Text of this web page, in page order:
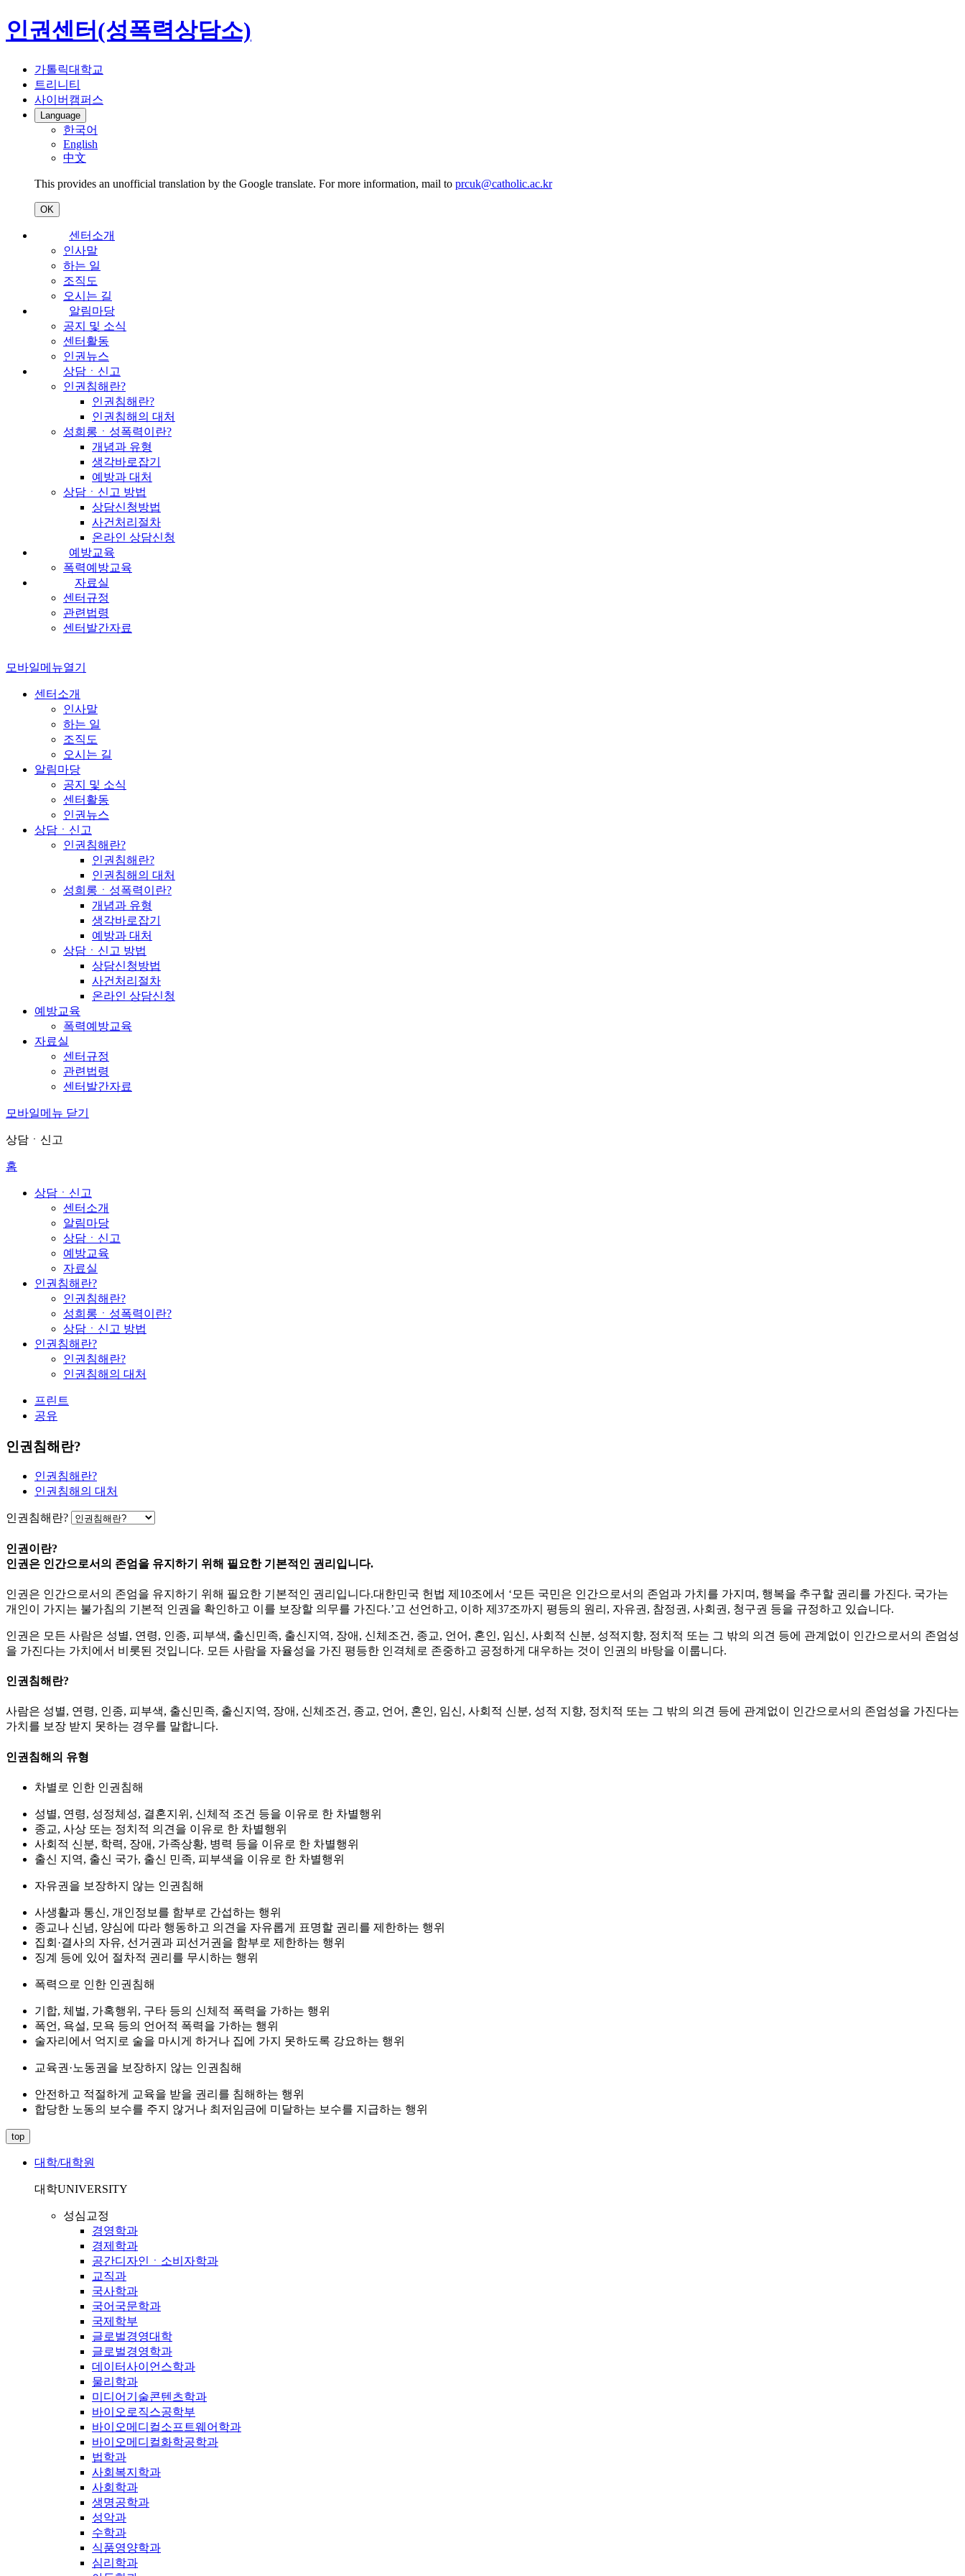
인권센터(성폭력상담소)
가톨릭대학교
트리니티
사이버캠퍼스
Language
한국어
English
中文
This provides an unofficial translation by the Google translate. For more information, mail to prcuk@catholic.ac.kr
OK
센터소개
인사말
하는 일
조직도
오시는 길
알림마당
공지 및 소식
센터활동
인권뉴스
상담ㆍ신고
인권침해란?
인권침해란?
인권침해의 대처
성희롱ㆍ성폭력이란?
개념과 유형
생각바로잡기
예방과 대처
상담ㆍ신고 방법
상담신청방법
사건처리절차
온라인 상담신청
예방교육
폭력예방교육
자료실
센터규정
관련법령
센터발간자료
모바일메뉴열기
센터소개
인사말
하는 일
조직도
오시는 길
알림마당
공지 및 소식
센터활동
인권뉴스
상담ㆍ신고
인권침해란?
인권침해란?
인권침해의 대처
성희롱ㆍ성폭력이란?
개념과 유형
생각바로잡기
예방과 대처
상담ㆍ신고 방법
상담신청방법
사건처리절차
온라인 상담신청
예방교육
폭력예방교육
자료실
센터규정
관련법령
센터발간자료
모바일메뉴 닫기
상담ㆍ신고
홈
상담ㆍ신고
센터소개
알림마당
상담ㆍ신고
예방교육
자료실
인권침해란?
인권침해란?
성희롱ㆍ성폭력이란?
상담ㆍ신고 방법
인권침해란?
인권침해란?
인권침해의 대처
프린트
공유
인권침해란?
인권침해란?
인권침해의 대처
인권침해란?
인권이란?
인권은 인간으로서의 존엄을 유지하기 위해 필요한 기본적인 권리입니다.
인권은 인간으로서의 존엄을 유지하기 위해 필요한 기본적인 권리입니다.대한민국 헌법 제10조에서 ‘모든 국민은 인간으로서의 존엄과 가치를 가지며, 행복을 추구할 권리를 가진다. 국가는
개인이 가지는 불가침의 기본적 인권을 확인하고 이를 보장할 의무를 가진다.’고 선언하고, 이하 제37조까지 평등의 원리, 자유권, 참정권, 사회권, 청구권 등을 규정하고 있습니다.
인권은 모든 사람은 성별, 연령, 인종, 피부색, 출신민족, 출신지역, 장애, 신체조건, 종교, 언어, 혼인, 임신, 사회적 신분, 성적지향, 정치적 또는 그 밖의 의견 등에 관계없이 인간으로서의 존엄성
을 가진다는 가치에서 비롯된 것입니다. 모든 사람을 자율성을 가진 평등한 인격체로 존중하고 공정하게 대우하는 것이 인권의 바탕을 이룹니다.
인권침해란?
사람은 성별, 연령, 인종, 피부색, 출신민족, 출신지역, 장애, 신체조건, 종교, 언어, 혼인, 임신, 사회적 신분, 성적 지향, 정치적 또는 그 밖의 의견 등에 관계없이 인간으로서의 존엄성을 가진다는
가치를 보장 받지 못하는 경우를 말합니다.
인권침해의 유형
차별로 인한 인권침해
성별, 연령, 성정체성, 결혼지위, 신체적 조건 등을 이유로 한 차별행위
종교, 사상 또는 정치적 의견을 이유로 한 차별행위
사회적 신분, 학력, 장애, 가족상황, 병력 등을 이유로 한 차별행위
출신 지역, 출신 국가, 출신 민족, 피부색을 이유로 한 차별행위
자유권을 보장하지 않는 인권침해
사생활과 통신, 개인정보를 함부로 간섭하는 행위
종교나 신념, 양심에 따라 행동하고 의견을 자유롭게 표명할 권리를 제한하는 행위
집회·결사의 자유, 선거권과 피선거권을 함부로 제한하는 행위
징계 등에 있어 절차적 권리를 무시하는 행위
폭력으로 인한 인권침해
기합, 체벌, 가혹행위, 구타 등의 신체적 폭력을 가하는 행위
폭언, 욕설, 모욕 등의 언어적 폭력을 가하는 행위
술자리에서 억지로 술을 마시게 하거나 집에 가지 못하도록 강요하는 행위
교육권·노동권을 보장하지 않는 인권침해
안전하고 적절하게 교육을 받을 권리를 침해하는 행위
합당한 노동의 보수를 주지 않거나 최저임금에 미달하는 보수를 지급하는 행위
top
대학/대학원
대학UNIVERSITY
성심교정
경영학과
경제학과
공간디자인ㆍ소비자학과
교직과
국사학과
국어국문학과
국제학부
글로벌경영대학
글로벌경영학과
데이터사이언스학과
물리학과
미디어기술콘텐츠학과
바이오로직스공학부
바이오메디컬소프트웨어학과
바이오메디컬화학공학과
법학과
사회복지학과
사회학과
생명공학과
성악과
수학과
식품영양학과
심리학과